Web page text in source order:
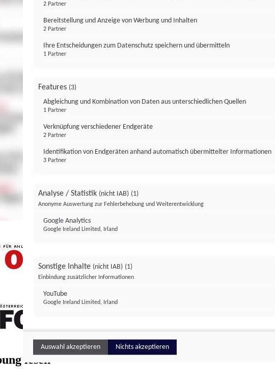
FONDS professionell
lesen
2 Partner
Bereitstellung und Anzeige von Werbung und Inhalten
2 Partner
Ihre Entscheidungen zum Datenschutz speichern und übermitteln
1 Partner
Features (3)
Abgleichung und Kombination von Daten aus unterschiedlichen Quellen
1 Partner
Verknüpfung verschiedener Endgeräte
2 Partner
Identifikation von Endgeräten anhand automatisch übermittelter Informationen
3 Partner
Analyse / Statistik (nicht IAB) (1)
Anonyme Auswertung zur Fehlerbehebung und Weiterentwicklung
Google Analytics
Google Ireland Limited, Irland
Sonstige Inhalte (nicht IAB) (1)
Einbindung zusätzlicher Informationen
YouTube
Google Ireland Limited, Irland
Auswahl akzeptieren Nichts akzeptieren